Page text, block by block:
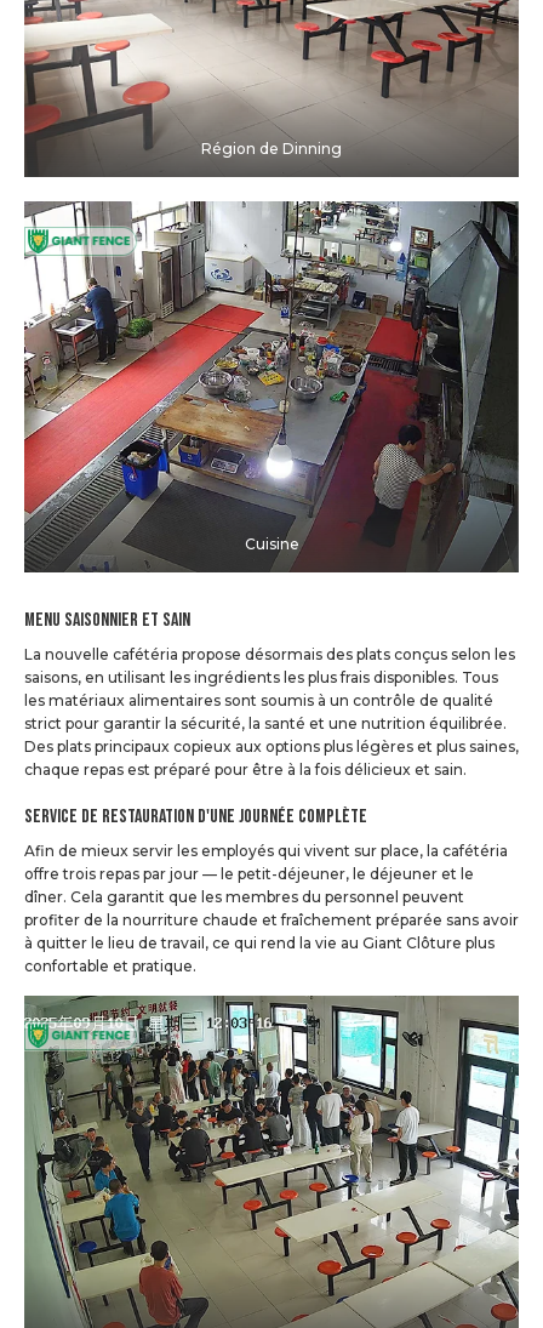
Région de Dinning
Cuisine
Menu saisonnier et sain
La nouvelle cafétéria propose désormais des plats conçus selon les
saisons, en utilisant les ingrédients les plus frais disponibles. Tous
les matériaux alimentaires sont soumis à un contrôle de qualité
strict pour garantir la sécurité, la santé et une nutrition équilibrée.
Des plats principaux copieux aux options plus légères et plus saines,
chaque repas est préparé pour être à la fois délicieux et sain.
Service de restauration d'une journée complète
Afin de mieux servir les employés qui vivent sur place, la cafétéria
offre trois repas par jour — le petit-déjeuner, le déjeuner et le
dîner. Cela garantit que les membres du personnel peuvent
profiter de la nourriture chaude et fraîchement préparée sans avoir
à quitter le lieu de travail, ce qui rend la vie au Giant Clôture plus
confortable et pratique.